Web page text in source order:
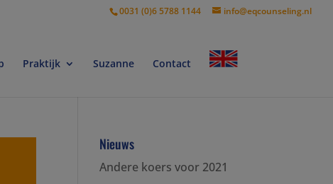
0031 (0)6 5788 1144 info@eqcounseling.nl
Praktijk Suzanne Contact
Nieuws
Andere koers voor 2021